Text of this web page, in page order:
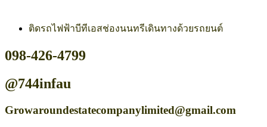
ติดรถไฟฟ้าบีทีเอสช่องนนทรีเดินทางด้วยรถยนต์
098-426-4799
@744infau
Growaroundestatecompanylimited@gmail.com